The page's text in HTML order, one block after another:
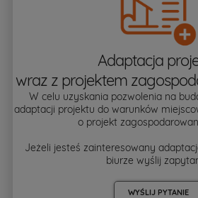
Adaptacja
wraz z projektem
W celu uzyskania pozwolenia na
adaptacji projektu do warunków
o projekt
Jeżeli jesteś zainteresowany
biurze wyślij
WYŚLIJ PYTANIE